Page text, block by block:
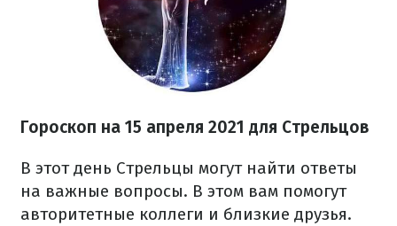
Гороскоп на 15 апреля 2021 для Стрельцов
В этот день Стрельцы могут найти ответы
на важные вопросы. В этом вам помогут
авторитетные коллеги и близкие друзья.